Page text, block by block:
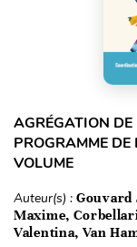
AGRÉGATION
PROGRAMME
VOLUME
Auteur(s) : Gouvard
Maxime,
Valentina, Van